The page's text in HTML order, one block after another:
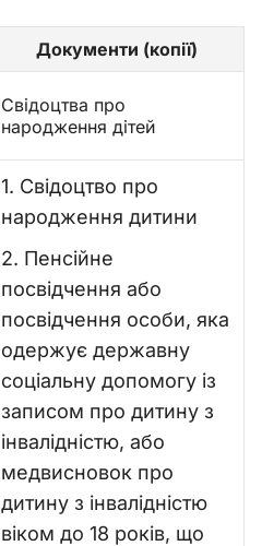
Документи (копії)
Свідоцтва про
народження дітей
1. Свідоцтво про
народження дитини
2. Пенсійне
посвідчення або
посвідчення особи, яка
одержує державну
соціальну допомогу із
записом про дитину з
інвалідністю, або
медвисновок про
дитину з інвалідністю
віком до 18 років, що